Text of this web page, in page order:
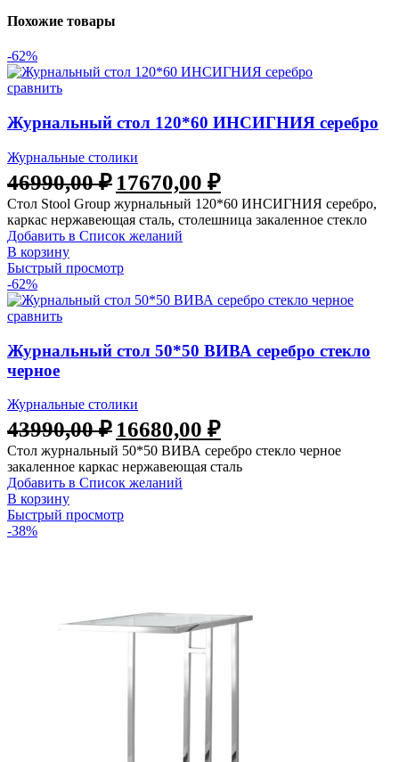
Похожие товары
-62%
сравнить
Журнальный стол 120*60 ИНСИГНИЯ серебро
Журнальные столики
46990,00₽ 17670,00 ₽
Стол Stool Group журнальный 120*60 ИНСИГНИЯ серебро,
каркас нержавеющая сталь, столешница закаленное стекло
Добавить в Список желаний
В корзину
Быстрый просмотр
-62%
сравнить
Журнальный стол 50*50 ВИВА серебро стекло
черное
Журнальные столики
43990,00₽ 16680,00 ₽
Стол журнальный 50*50 ВИВА серебро стекло черное
закаленное каркас нержавеющая сталь
Добавить в Список желаний
В корзину
Быстрый просмотр
-38%